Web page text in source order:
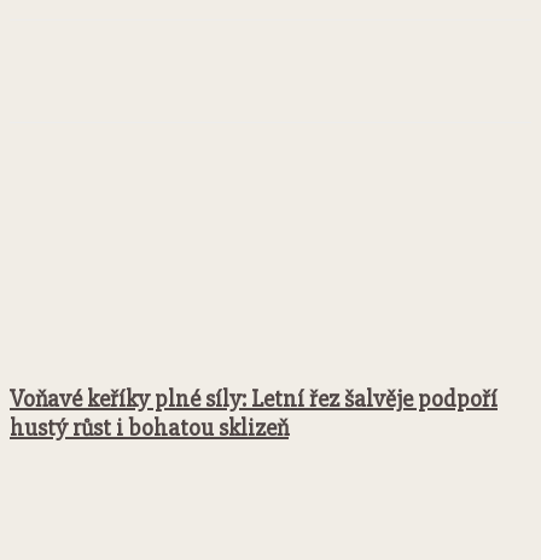
Voňavé keříky plné síly: Letní řez šalvěje podpoří
hustý růst i bohatou sklizeň